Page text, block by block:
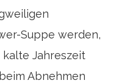
Suppe werden,
Jahreszeit
Abnehmen